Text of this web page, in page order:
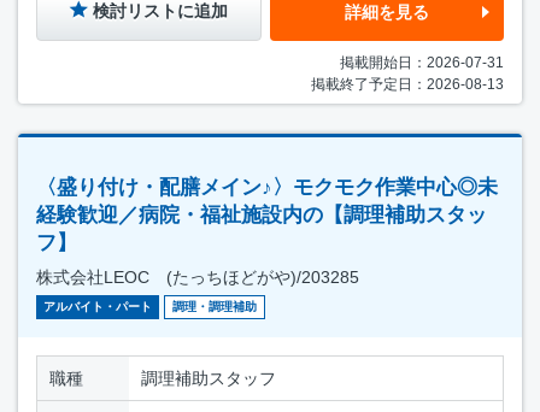
検討リストに追加 詳細を見る
掲載開始日：2026-07-31
掲載終了予定日：2026-08-13
〈盛り付け・配膳メイン♪〉モクモク作業中心◎未
経験歓迎／病院・福祉施設内の【調理補助スタッ
フ】
株式会社LEOC (たっちほどがや)/203285
アルバイト・パート 調理・調理補助
職種 調理補助スタッフ